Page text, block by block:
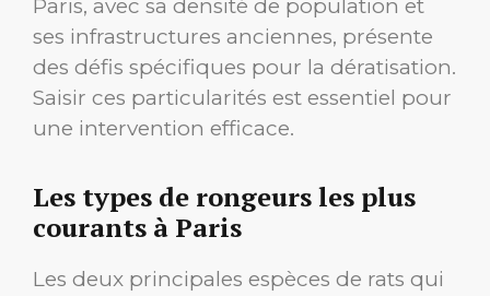
Paris, avec sa densité de population et
ses infrastructures anciennes, présente
des défis spécifiques pour la dératisation.
Saisir ces particularités est essentiel pour
une intervention efficace.
Les types de rongeurs les plus
courants à Paris
Les deux principales espèces de rats qui